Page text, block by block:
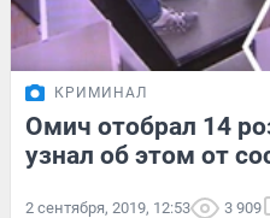
КРИМИНАЛ
Омич отобрал 14
узнал об этом от
2 сентября, 2019, 12:53 3 909